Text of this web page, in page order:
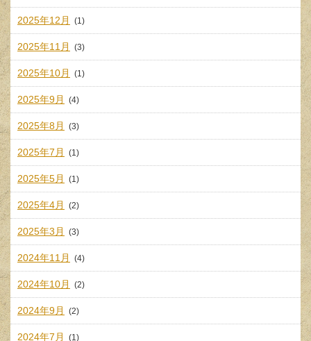
2025年12月 (1)
2025年11月 (3)
2025年10月 (1)
2025年9月 (4)
2025年8月 (3)
2025年7月 (1)
2025年5月 (1)
2025年4月 (2)
2025年3月 (3)
2024年11月 (4)
2024年10月 (2)
2024年9月 (2)
2024年7月 (1)